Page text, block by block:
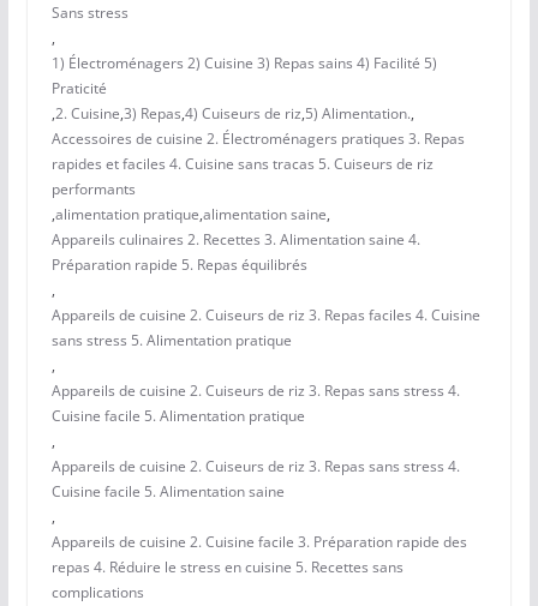
Sans stress
,
1) Électroménagers 2) Cuisine 3) Repas sains 4) Facilité 5)
Praticité
,2. Cuisine,3) Repas,4) Cuiseurs de riz,5) Alimentation.,
Accessoires de cuisine 2. Électroménagers pratiques 3. Repas
rapides et faciles 4. Cuisine sans tracas 5. Cuiseurs de riz
performants
,alimentation pratique,alimentation saine,
Appareils culinaires 2. Recettes 3. Alimentation saine 4.
Préparation rapide 5. Repas équilibrés
,
Appareils de cuisine 2. Cuiseurs de riz 3. Repas faciles 4. Cuisine
sans stress 5. Alimentation pratique
,
Appareils de cuisine 2. Cuiseurs de riz 3. Repas sans stress 4.
Cuisine facile 5. Alimentation pratique
,
Appareils de cuisine 2. Cuiseurs de riz 3. Repas sans stress 4.
Cuisine facile 5. Alimentation saine
,
Appareils de cuisine 2. Cuisine facile 3. Préparation rapide des
repas 4. Réduire le stress en cuisine 5. Recettes sans
complications